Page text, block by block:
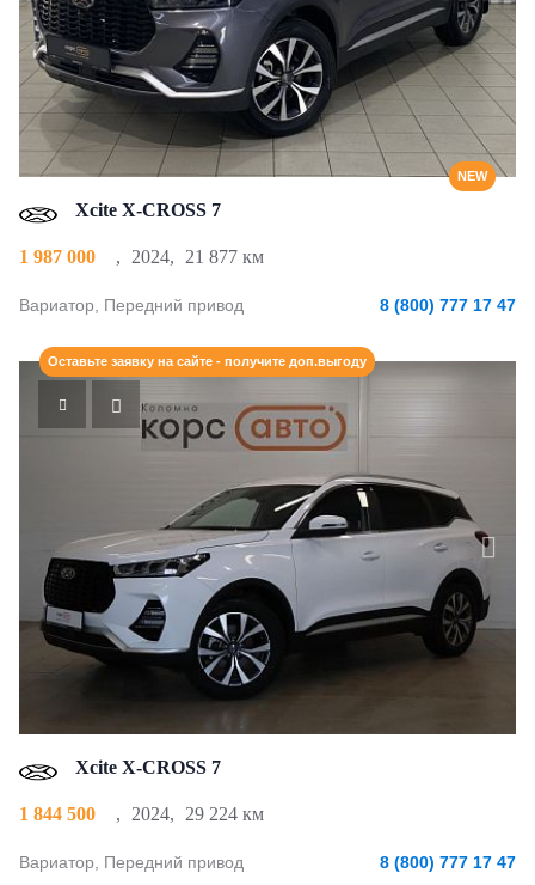
NEW
Xcite X-CROSS 7
1 987 000 , 2024, 21 877 км
Вариатор, Передний привод 8 (800) 777 17 47
Оставьте заявку на сайте - получите доп.выгоду
Xcite X-CROSS 7
1 844 500 , 2024, 29 224 км
Вариатор, Передний привод 8 (800) 777 17 47